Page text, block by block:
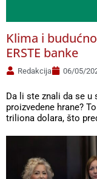
Klima i
ERSTE banke
Redakcija 06/05/
Da li ste znali da se u
proizvedene hrane?
triliona dolara, što